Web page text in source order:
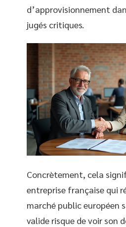
d’approvisionnement
jugés critiques.
Concrètement, cela
entreprise française qui
marché public européen
valide risque de voir son